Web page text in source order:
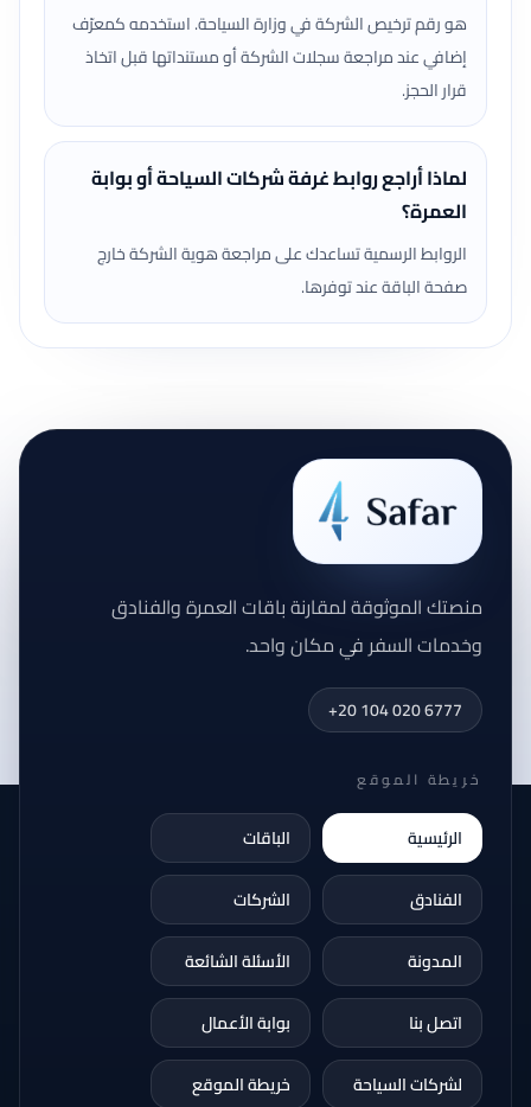
هو رقم ترخيص الشركة في وزارة السياحة. استخدمه كمعرّف
إضافي عند مراجعة سجلات الشركة أو مستنداتها قبل اتخاذ
قرار الحجز.
لماذا أراجع روابط غرفة شركات السياحة أو بوابة
العمرة؟
الروابط الرسمية تساعدك على مراجعة هوية الشركة خارج
صفحة الباقة عند توفرها.
منصتك الموثوقة لمقارنة باقات العمرة والفنادق
وخدمات السفر في مكان واحد.
+20 104 020 6777
خريطة الموقع
الرئيسية
الباقات
الفنادق
الشركات
المدونة
الأسئلة الشائعة
اتصل بنا
بوابة الأعمال
لشركات السياحة
خريطة الموقع